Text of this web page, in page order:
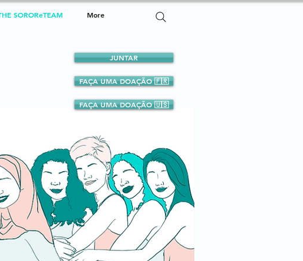
SOROReTEAM More
JUNTAR
FAÇA UMA DOAÇÃO 🇫🇷
FAÇA UMA DOAÇÃO 🇺🇸